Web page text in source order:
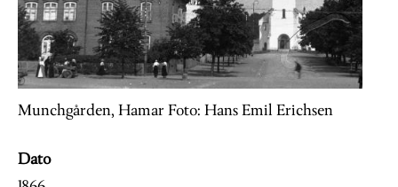
Munchgården, Hamar Foto: Hans Emil Erichsen
Dato